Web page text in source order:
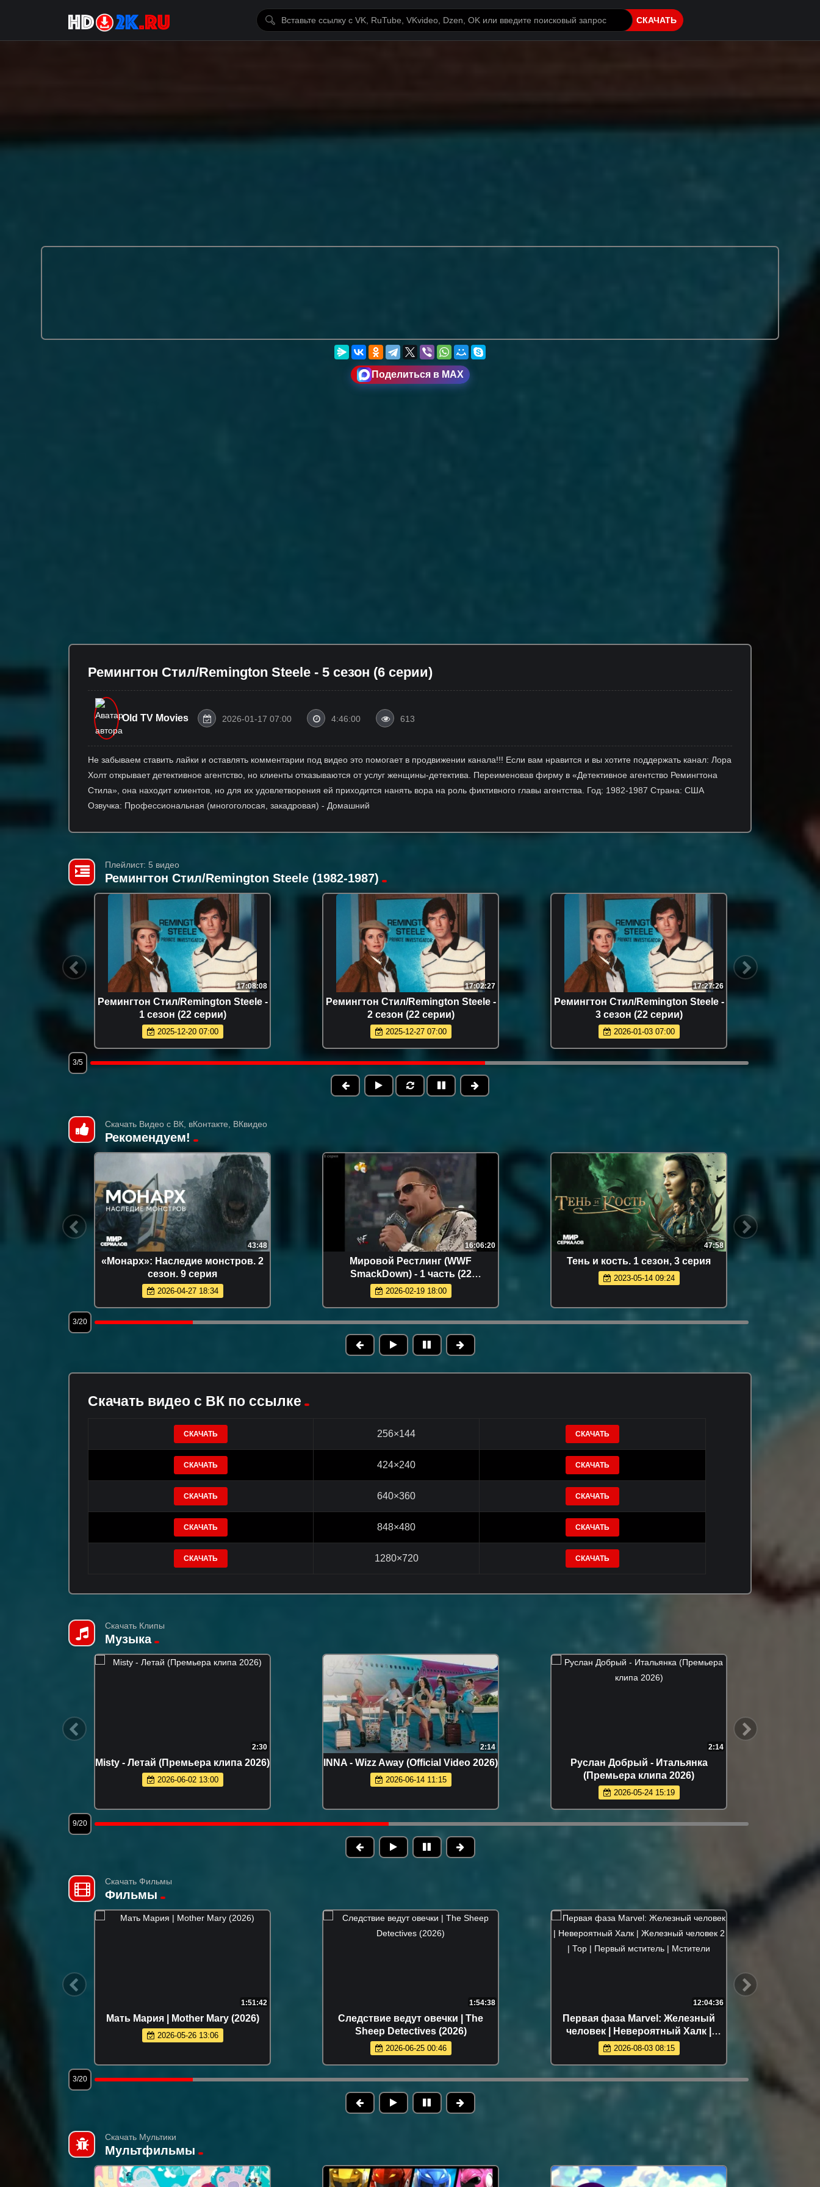
СКАЧАТЬ
Поделиться в MAX
Ремингтон Стил/Remington Steele - 5 сезон (6 серии)
Old TV Movies 2026-01-17 07:00 4:46:00 613
Не забываем ставить лайки и оставлять комментарии под видео это помогает в продвижении канала!!! Если вам нравится и вы хотите поддержать канал: Лора
Холт открывает детективное агентство, но клиенты отказываются от услуг женщины-детектива. Переименовав фирму в «Детективное агентство Ремингтона
Стила», она находит клиентов, но для их удовлетворения ей приходится нанять вора на роль фиктивного главы агентства. Год: 1982-1987 Страна: США
Озвучка: Профессиональная (многоголосая, закадровая) - Домашний
Плейлист: 5 видео
Ремингтон Стил/Remington Steele (1982-1987)
17:08:08
Ремингтон Стил/Remington Steele -
1 сезон (22 серии)
2025-12-20 07:00
17:02:27
Ремингтон Стил/Remington Steele -
2 сезон (22 серии)
2025-12-27 07:00
17:27:26
Ремингтон Стил/Remington Steele -
3 сезон (22 серии)
2026-01-03 07:00
3/5
Скачать Видео с ВК, вКонтакте, ВКвидео
Рекомендуем!
43:48
«Монарх»: Наследие монстров. 2
сезон. 9 серия
2026-04-27 18:34
16:06:20
Мировой Рестлинг (WWF
SmackDown) - 1 часть (22
серий)❗2000 г.
2026-02-19 18:00
47:58
Teнь и кocть. 1 сезон, 3 серия
2023-05-14 09:24
3/20
Скачать видео с ВК по ссылке
СКАЧАТЬ 256×144 СКАЧАТЬ
СКАЧАТЬ 424×240 СКАЧАТЬ
СКАЧАТЬ 640×360 СКАЧАТЬ
СКАЧАТЬ 848×480 СКАЧАТЬ
СКАЧАТЬ 1280×720 СКАЧАТЬ
Скачать Клипы
Музыка
2:30
Misty - Летай (Премьера клипа 2026)
2026-06-02 13:00
2:14
INNA - Wizz Away (Official Video 2026)
2026-06-14 11:15
2:14
Руслан Добрый - Итальянка
(Премьера клипа 2026)
2026-05-24 15:19
12/20
Скачать Фильмы
Фильмы
1:51:42
Мать Мария | Mother Mary (2026)
2026-05-26 13:06
1:54:38
Следствие ведут овечки | The
Sheep Detectives (2026)
2026-06-25 00:46
12:04:36
Первая фаза Marvel: Железный
человек | Невероятный Халк |
Железный человек 2 | Тор | Первый
мститель | Мстители
2026-08-03 08:15
3/20
Скачать Мультики
Мультфильмы